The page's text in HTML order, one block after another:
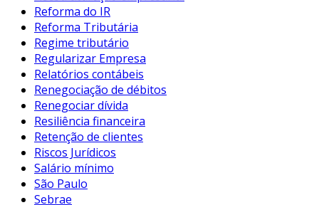
Reforma do IR
Reforma Tributária
Regime tributário
Regularizar Empresa
Relatórios contábeis
Renegociação de débitos
Renegociar dívida
Resiliência financeira
Retenção de clientes
Riscos Jurídicos
Salário mínimo
São Paulo
Sebrae